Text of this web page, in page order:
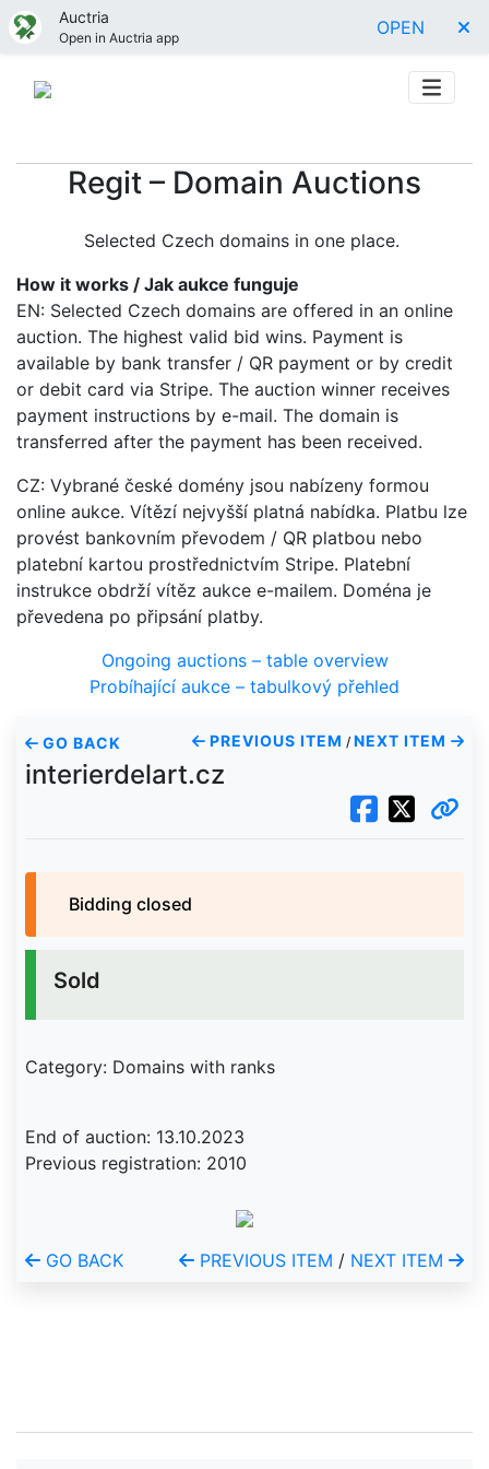
Auctria
Open in Auctria app OPEN
Regit – Domain Auctions
Selected Czech domains in one place.
How it works / Jak aukce funguje
EN: Selected Czech domains are offered in an online
auction. The highest valid bid wins. Payment is
available by bank transfer / QR payment or by credit
or debit card via Stripe. The auction winner receives
payment instructions by e-mail. The domain is
transferred after the payment has been received.
CZ: Vybrané české domény jsou nabízeny formou
online aukce. Vítězí nejvyšší platná nabídka. Platbu lze
provést bankovním převodem / QR platbou nebo
platební kartou prostřednictvím Stripe. Platební
instrukce obdrží vítěz aukce e-mailem. Doména je
převedena po připsání platby.
Ongoing auctions – table overview
Probíhající aukce – tabulkový přehled
GO BACK PREVIOUS ITEM / NEXT ITEM
interierdelart.cz
Bidding closed
Sold
Category: Domains with ranks
End of auction: 13.10.2023
Previous registration: 2010
GO BACK PREVIOUS ITEM / NEXT ITEM